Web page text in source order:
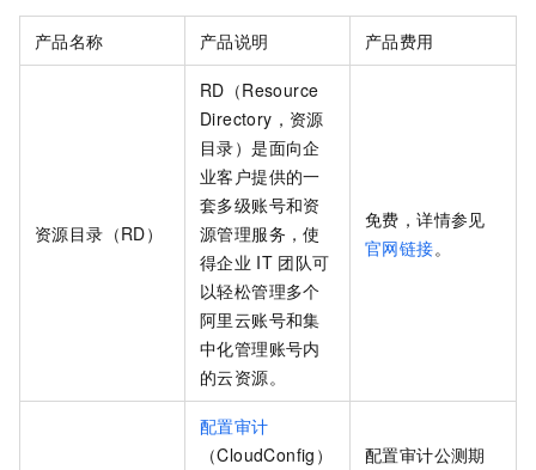
产品名称 产品说明 产品费用
资源目录（RD）
RD（Resource
Directory，资源
目录）是面向企
业客户提供的一
套多级账号和资
源管理服务，使
得企业 IT 团队可
以轻松管理多个
阿里云账号和集
中化管理账号内
的云资源。
免费，详情参见
官网链接。
配置审计
（CloudConfig）
配置审计公测期